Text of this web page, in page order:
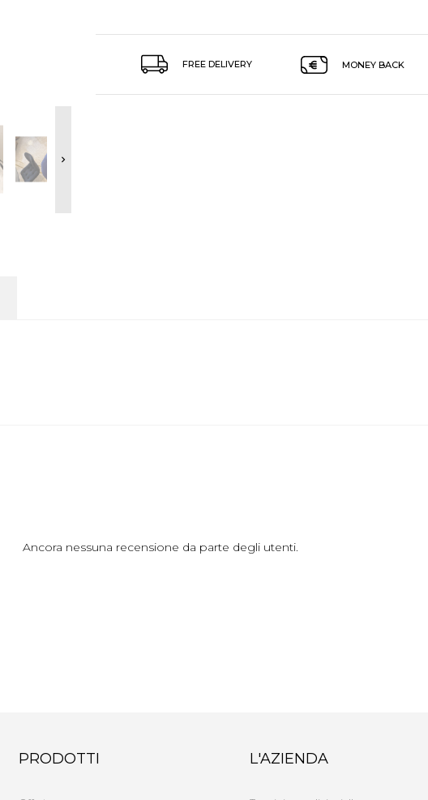

FREE DELIVERY MONEY BACK
Ancora nessuna recensione da parte degli utenti.
PRODOTTI L'AZIENDA